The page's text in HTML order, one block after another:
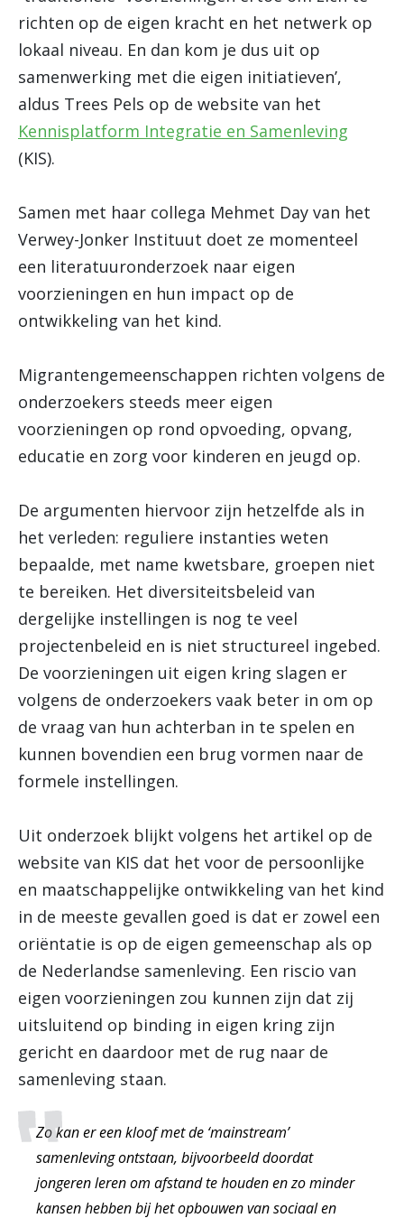
richten op de eigen kracht en het netwerk op
lokaal niveau. En dan kom je dus uit op
samenwerking met die eigen initiatieven’,
aldus Trees Pels op de website van het
Kennisplatform Integratie en Samenleving
(KIS).
Samen met haar collega Mehmet Day van het
Verwey-Jonker Instituut doet ze momenteel
een literatuuronderzoek naar eigen
voorzieningen en hun impact op de
ontwikkeling van het kind.
Migrantengemeenschappen richten volgens de
onderzoekers steeds meer eigen
voorzieningen op rond opvoeding, opvang,
educatie en zorg voor kinderen en jeugd op.
De argumenten hiervoor zijn hetzelfde als in
het verleden: reguliere instanties weten
bepaalde, met name kwetsbare, groepen niet
te bereiken. Het diversiteitsbeleid van
dergelijke instellingen is nog te veel
projectenbeleid en is niet structureel ingebed.
De voorzieningen uit eigen kring slagen er
volgens de onderzoekers vaak beter in om op
de vraag van hun achterban in te spelen en
kunnen bovendien een brug vormen naar de
formele instellingen.
Uit onderzoek blijkt volgens het artikel op de
website van KIS dat het voor de persoonlijke
en maatschappelijke ontwikkeling van het kind
in de meeste gevallen goed is dat er zowel een
oriëntatie is op de eigen gemeenschap als op
de Nederlandse samenleving. Een riscio van
eigen voorzieningen zou kunnen zijn dat zij
uitsluitend op binding in eigen kring zijn
gericht en daardoor met de rug naar de
samenleving staan.
Zo kan er een kloof met de ‘mainstream’
samenleving ontstaan, bijvoorbeeld doordat
jongeren leren om afstand te houden en zo minder
kansen hebben bij het opbouwen van sociaal en